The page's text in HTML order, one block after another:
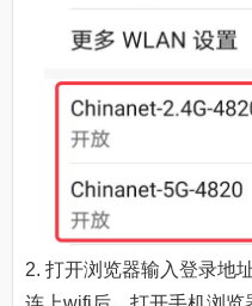
2. 打开浏览器输入登录地